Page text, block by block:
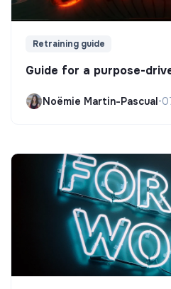
Retraining guide
Guide for a purpose-
Noëmie Martin-Pascual•